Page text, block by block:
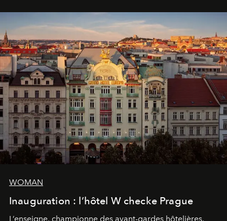
WOMAN
Inauguration : l’hôtel W checke Prague
L’enseigne, championne des avant-gardes hôtelières,